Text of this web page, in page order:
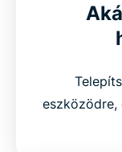
eszközödre,